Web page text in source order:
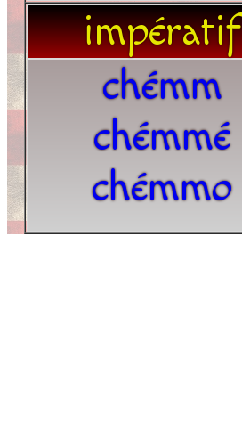
impératif
chémm
chémmé
chémmo